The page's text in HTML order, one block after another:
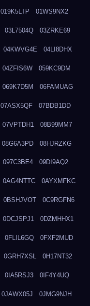
019K5LTP 01WS9NX2
03L7504Q 03ZRKE69
04KWVG4E 04LI8DHX
04ZFIS6W 059KC9DM
069K7D5M 06FAMUAG
07ASX5QF 07BDB1DD
07VPTDH1 08B99MM7
08G6A3PD 08HJRZKG
097C3BE4 09DI9AQ2
0AG4NTTC 0AYXMFKC
0BSHJVOT 0C9RGFN6
0DCJSPJ1 0DZMHHX1
0FLIL6GQ 0FXF2MUD
0GRH7XSL 0H17NT32
0IA5RSJ3 0IF4Y4UQ
0JAWX05J 0JMG9NJH